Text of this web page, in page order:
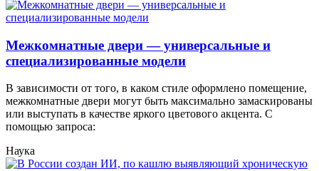
Межкомнатные двери — универсальные и
специализированные модели
В зависимости от того, в каком стиле оформлено помещение,
межкомнатные двери могут быть максимально замаскированы
или выступать в качестве яркого цветового акцента. С
помощью запроса:
Наука